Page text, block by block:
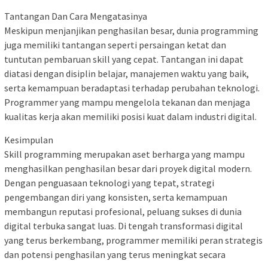
Tantangan Dan Cara Mengatasinya
Meskipun menjanjikan penghasilan besar, dunia programming
juga memiliki tantangan seperti persaingan ketat dan
tuntutan pembaruan skill yang cepat. Tantangan ini dapat
diatasi dengan disiplin belajar, manajemen waktu yang baik,
serta kemampuan beradaptasi terhadap perubahan teknologi.
Programmer yang mampu mengelola tekanan dan menjaga
kualitas kerja akan memiliki posisi kuat dalam industri digital.
Kesimpulan
Skill programming merupakan aset berharga yang mampu
menghasilkan penghasilan besar dari proyek digital modern.
Dengan penguasaan teknologi yang tepat, strategi
pengembangan diri yang konsisten, serta kemampuan
membangun reputasi profesional, peluang sukses di dunia
digital terbuka sangat luas. Di tengah transformasi digital
yang terus berkembang, programmer memiliki peran strategis
dan potensi penghasilan yang terus meningkat secara